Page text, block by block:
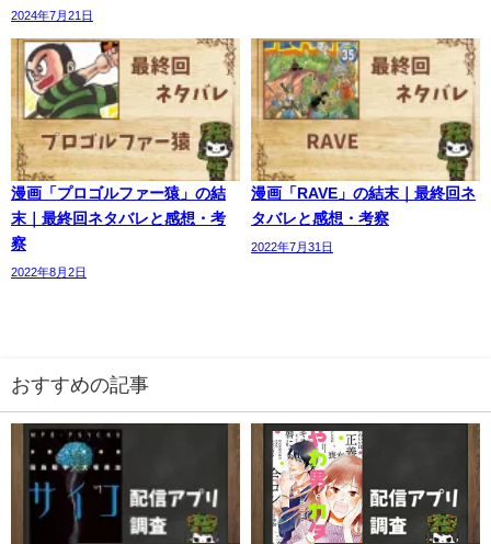
2024年7月21日
漫画「プロゴルファー猿」の結
末｜最終回ネタバレと感想・考
察
2022年8月2日
漫画「RAVE」の結末｜最終回ネ
タバレと感想・考察
2022年7月31日
おすすめの記事